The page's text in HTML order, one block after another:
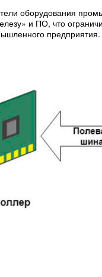
оборудования
и ПО, что
предприятия.